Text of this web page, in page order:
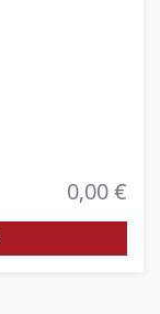
0,00 €